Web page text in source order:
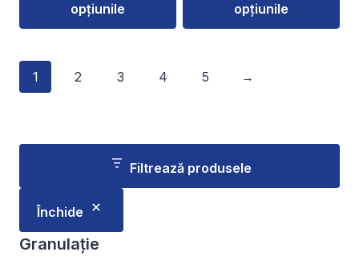
până
opțiunile
produs
are
mai
alese
în
opțiunile
pot
1 2 3 4 5 →
Filtrează produsele
Închide
Granulație